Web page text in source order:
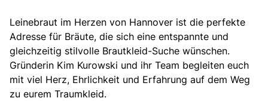
Leinebraut im Herzen von Hannover ist die perfekte
Adresse für Bräute, die sich eine entspannte und
gleichzeitig stilvolle Brautkleid-Suche wünschen.
Gründerin Kim Kurowski und ihr Team begleiten euch
mit viel Herz, Ehrlichkeit und Erfahrung auf dem Weg
zu eurem Traumkleid.